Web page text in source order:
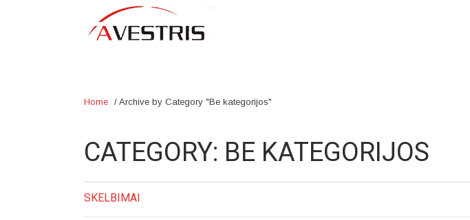
Home / Archive by Category "Be kategorijos"
CATEGORY: BE KATEGORIJOS
SKELBIMAI